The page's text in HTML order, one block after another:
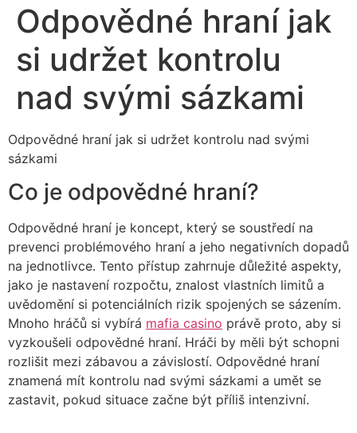
Odpovědné hraní jak
si udržet kontrolu
nad svými sázkami
Odpovědné hraní jak si udržet kontrolu nad svými
sázkami
Co je odpovědné hraní?
Odpovědné hraní je koncept, který se soustředí na
prevenci problémového hraní a jeho negativních dopadů
na jednotlivce. Tento přístup zahrnuje důležité aspekty,
jako je nastavení rozpočtu, znalost vlastních limitů a
uvědomění si potenciálních rizik spojených se sázením.
Mnoho hráčů si vybírá mafia casino právě proto, aby si
vyzkoušeli odpovědné hraní. Hráči by měli být schopni
rozlišit mezi zábavou a závislostí. Odpovědné hraní
znamená mít kontrolu nad svými sázkami a umět se
zastavit, pokud situace začne být příliš intenzivní.